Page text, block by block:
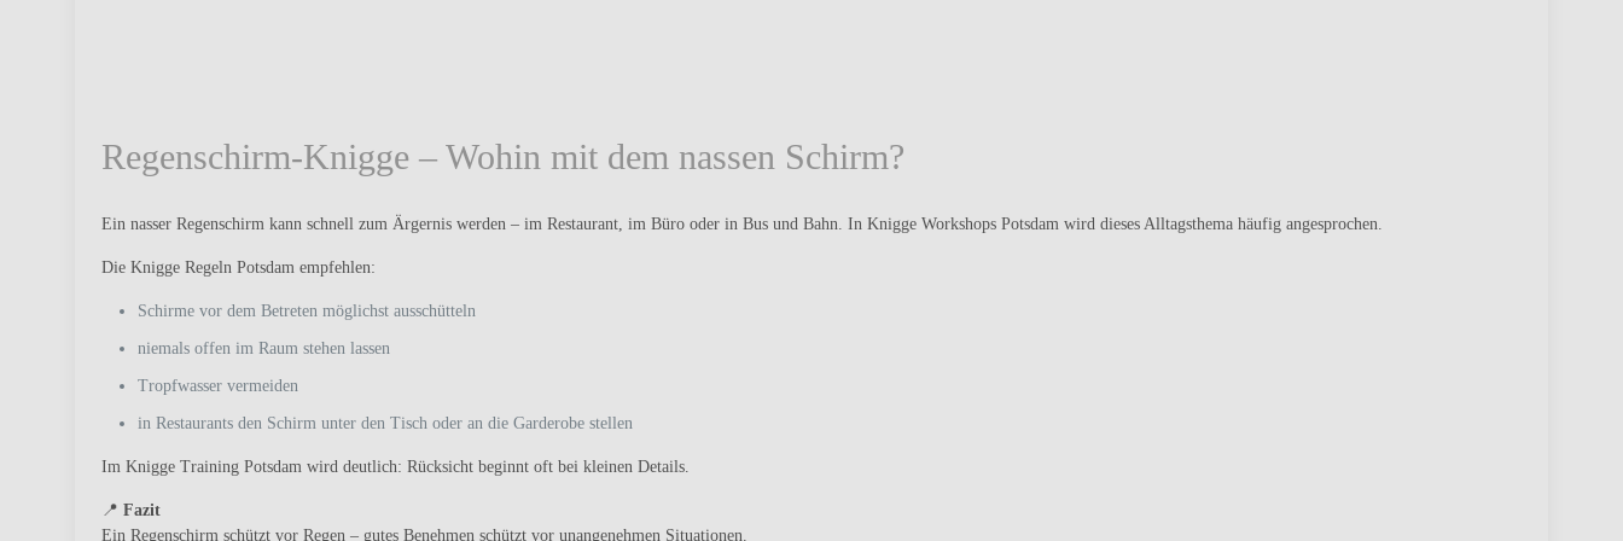
Regenschirm-Knigge – Wohin mit dem nassen Schirm?
Ein nasser Regenschirm kann schnell zum Ärgernis werden – im Restaurant, im Büro oder in Bus und Bahn. In Knigge Workshops Potsdam wird dieses Alltagsthema häufig angesprochen.
Die Knigge Regeln Potsdam empfehlen:
Schirme vor dem Betreten möglichst ausschütteln
niemals offen im Raum stehen lassen
Tropfwasser vermeiden
in Restaurants den Schirm unter den Tisch oder an die Garderobe stellen
Im Knigge Training Potsdam wird deutlich: Rücksicht beginnt oft bei kleinen Details.
📍 Fazit
Ein Regenschirm schützt vor Regen – gutes Benehmen schützt vor unangenehmen Situationen.